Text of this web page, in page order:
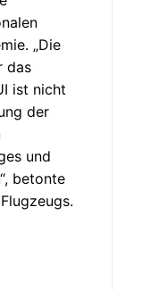
„Die
das
ist nicht
der
und
betonte